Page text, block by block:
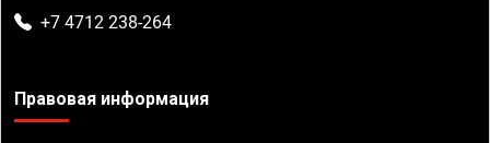
+7 4712 238-264
Правовая информация